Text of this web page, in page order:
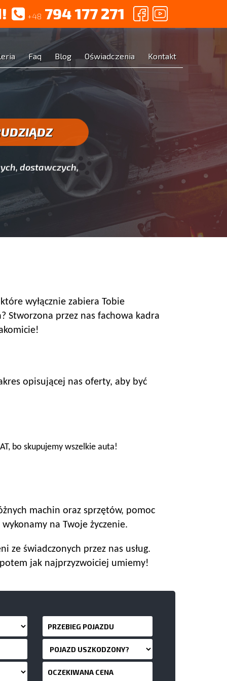
+48 794 177 271
Faq Blog Oświadczenia Kontakt
dostawczych,
wyłącznie zabiera Tobie
Stworzona przez nas fachowa kadra
opisującej nas oferty, aby być
bo skupujemy wszelkie auta!
machin oraz sprzętów, pomoc
na Twoje życzenie.
ze świadczonych przez nas usług.
jak najprzyzwoiciej umiemy!